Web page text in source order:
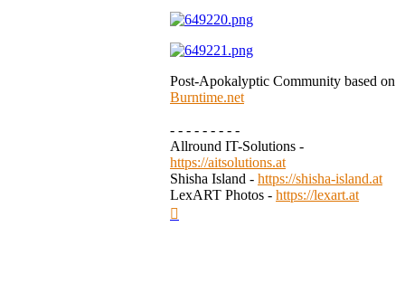
Post-Apokalyptic Community based on
Burntime.net
- - - - - - - - -
Allround IT-Solutions -
https://aitsolutions.at
Shisha Island - https://shisha-island.at
LexART Photos - https://lexart.at